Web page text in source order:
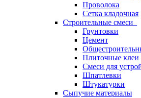
Проволока
Сетка кладочная
Строительные смеси
Грунтовки
Цемент
Плиточные клеи
Смеси для
Шпатлевки
Штукатурки
Сыпучие материалы